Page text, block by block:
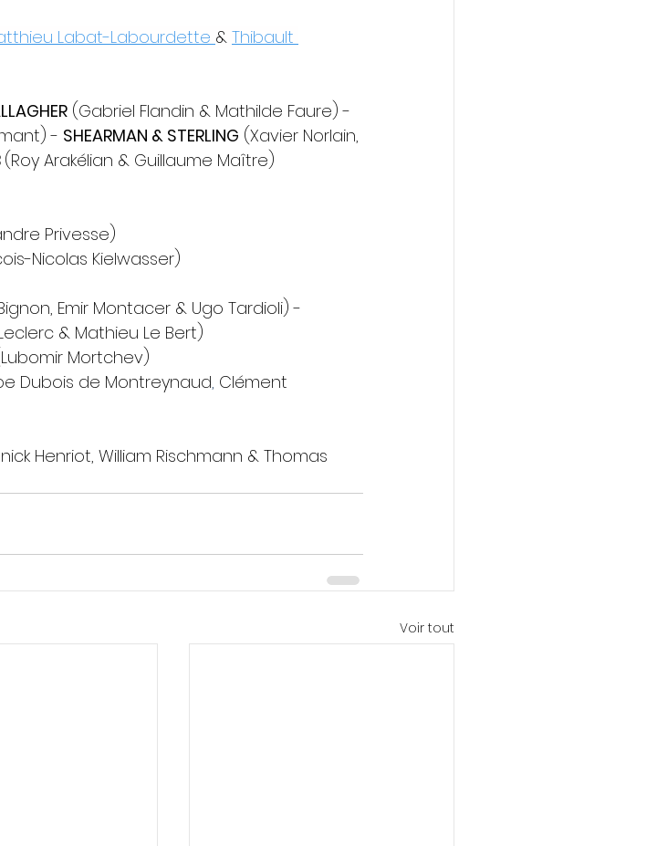
Labat-Labourdette & Thibault
(Gabriel Flandin & Mathilde Faure) -
- SHEARMAN & STERLING (Xavier Norlain,
(Roy Arakélian & Guillaume Maître)
Privesse)
Nicolas Kielwasser)
Emir Montacer & Ugo Tardioli) -
& Mathieu Le Bert)
Mortchev)
Dubois de Montreynaud, Clément
Henriot, William Rischmann & Thomas
Voir tout